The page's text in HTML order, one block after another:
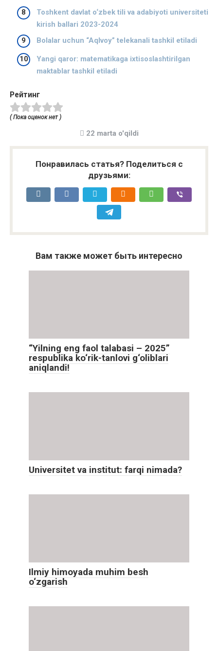
Toshkent davlat o‘zbek tili va adabiyoti universiteti
kirish ballari 2023-2024
Bolalar uchun “Aqlvoy” telekanali tashkil etiladi
Yangi qaror: matematikaga ixtisoslashtirilgan
maktablar tashkil etiladi
Рейтинг
( Пока оценок нет )
22 marta o'qildi
Понравилась статья? Поделиться с
друзьями:
Вам также может быть интересно
“Yilning eng faol talabasi – 2025”
respublika ko‘rik-tanlovi g‘oliblari
aniqlandi!
Universitet va institut: farqi nimada?
Ilmiy himoyada muhim besh
o‘zgarish